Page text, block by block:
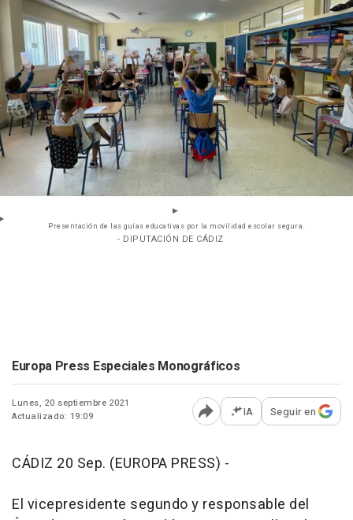
Presentación de las guías educativas por la movilidad escolar segura.
- DIPUTACIÓN DE CÁDIZ
Europa Press Especiales Monográficos
Lunes, 20 septiembre 2021
Actualizado: 19:09
Abrir opciones para
IA Seguir en
CÁDIZ 20 Sep. (EUROPA PRESS) -
El vicepresidente segundo y responsable del